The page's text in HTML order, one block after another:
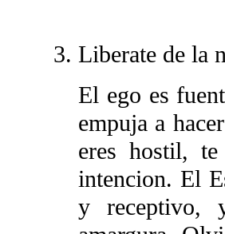
Liberate de la
El ego es
empuja a
eres hostil,
intencion. El
y receptivo,